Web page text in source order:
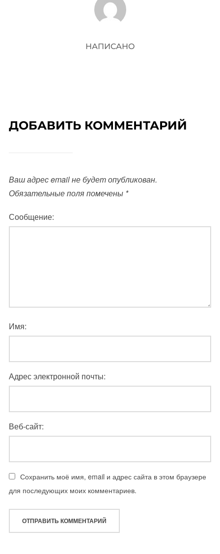
НАПИСАНО
ДОБАВИТЬ КОММЕНТАРИЙ
Ваш адрес email не будет опубликован.
Обязательные поля помечены *
Сообщение:
Имя:
Адрес электронной почты:
Веб-сайт:
Сохранить моё имя, email и адрес сайта в этом браузере
для последующих моих комментариев.